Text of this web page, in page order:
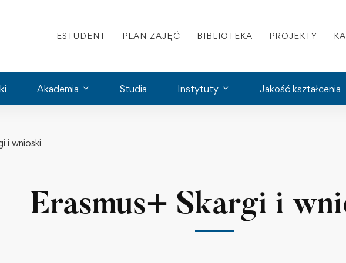
ESTUDENT PLAN ZAJĘĆ BIBLIOTEKA PROJEKTY
Akademia Studia Instytuty Jakość kształcenia
i wnioski
Erasmus+ Skargi i